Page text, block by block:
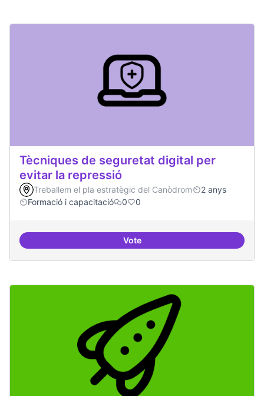
Tècniques de seguretat digital per
evitar la repressió
Treballem el pla estratègic del Canòdrom
2 anys
Formació i capacitació
0 0
VoteTècniques de seguretat digital